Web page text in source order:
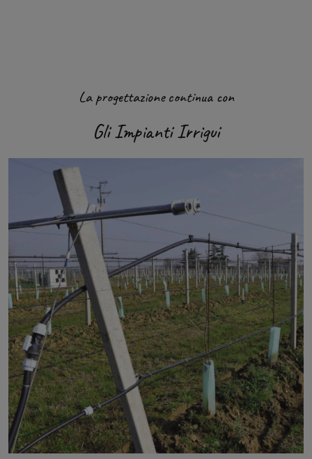
La progettazione continua con
Gli Impianti Irrigui